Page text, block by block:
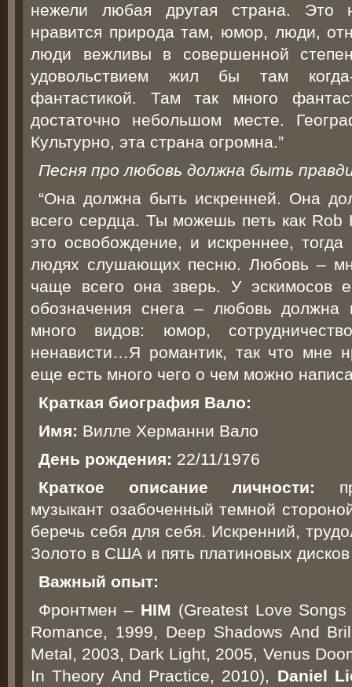
нежели любая другая страна.
нравится природа там, юмор, люди,
люди вежливы в совершенной
удовольствием жил бы там
фантастикой. Там так много
достаточно небольшом месте.
Культурно, эта страна огромна.”
Песня про любовь должна быть
“Она должна быть искренней. Она
всего сердца. Ты можешь петь как
это освобождение, и искреннее, тогда
людях слушающих песню. Любовь –
чаще всего она зверь. У эскимосов
обозначения снега – любовь должна
много видов: юмор,
ненависти…Я романтик, так что мне
еще есть много чего о чем можно
Краткая биография Вало:
Имя: Вилле Херманни Вало
День рождения: 22/11/1976
Краткое описание личности:
музыкант озабоченный темной
беречь себя для себя. Искренний,
Золото в США и пять платиновых
Важный опыт:
Фронтмен – HIM (Greatest Love
Romance, 1999, Deep Shadows And
Metal, 2003, Dark Light, 2005, Venus
In Theory And Practice, 2010), Daniel